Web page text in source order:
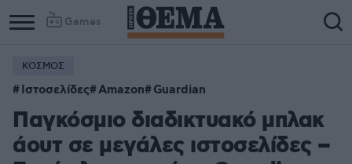
Games
ΚΟΣΜΟΣ
Ιστοσελίδες Amazon Guardian
Παγκόσμιο διαδικτυακό μπλακ
άουτ σε μεγάλες ιστοσελίδες –